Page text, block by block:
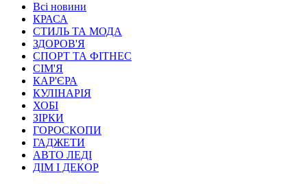
Всі новини
КРАСА
СТИЛЬ ТА МОДА
ЗДОРОВ'Я
СПОРТ ТА ФІТНЕС
СІМ'Я
КАР'ЄРА
КУЛІНАРІЯ
ХОБІ
ЗІРКИ
ГОРОСКОПИ
ГАДЖЕТИ
АВТО ЛЕДІ
ДІМ І ДЕКОР